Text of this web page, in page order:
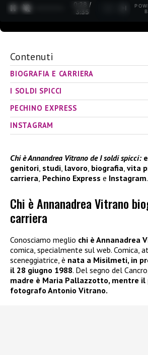
0:30 /
3:35
Contenuti
BIOGRAFIA E CARRIERA
I SOLDI SPICCI
PECHINO EXPRESS
INSTAGRAM
Chi è Annandrea Vitrano de I soldi spicci:
genitori, studi, lavoro, biografia, vita
carriera, Pechino Express e Instagram.
Chi è Annanadrea Vitrano
carriera
Conosciamo meglio chi è Annanadrea
comica, specialmente sul web. Comica,
sceneggiatrice, è nata a Misilmeti, in
il 28 giugno 1988. Del segno del
madre è Maria Pallazzotto, mentre il
fotografo Antonio Vitrano.